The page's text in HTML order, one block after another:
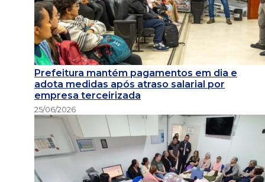
Prefeitura mantém pagamentos em dia e
adota medidas após atraso salarial por
empresa terceirizada
25/06/2026